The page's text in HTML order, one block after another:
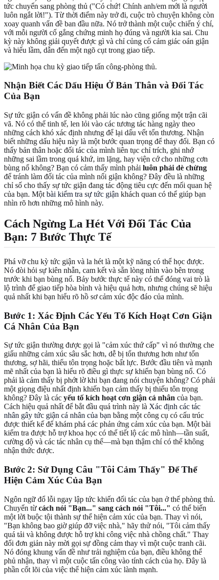
tức chuyển sang phòng thủ ("Có chứ! Chính anh/em mới là người
luôn ngắt lời!"). Từ thời điểm này trở đi, cuộc trò chuyện không còn
xoay quanh vấn đề ban đầu nữa. Nó trở thành một cuộc chiến ý chí,
với mỗi người cố gắng chứng minh họ đúng và người kia sai. Chu
kỳ này không giải quyết được gì và chỉ củng cố cảm giác oán giận
và hiểu lầm, dẫn đến một ngõ cụt trong giao tiếp.
Nhận Biết Các Dấu Hiệu Ở Bản Thân và Đối Tác
Của Bạn
Sự tức giận có vấn đề không phải lúc nào cũng giống một trận cãi
vã. Nó có thể tinh tế, len lỏi vào các tương tác hàng ngày theo
những cách khó xác định nhưng để lại dấu vết tổn thương. Nhận
biết những dấu hiệu này là một bước quan trọng để thay đổi. Bạn có
thấy bản thân hoặc đối tác của mình liên tục chỉ trích, ghi nhớ
những sai lầm trong quá khứ, im lặng, hay viện cớ cho những cơn
bùng nổ không? Bạn có cảm thấy mình phải luôn phải dè chừng
để tránh làm đối tác của mình nổi giận không? Đây đều là những
chỉ số cho thấy sự tức giận đang tác động tiêu cực đến mối quan hệ
của bạn. Một bài kiểm tra sự tức giận khách quan có thể giúp bạn
nhìn rõ hơn những mô hình này.
Cách Ngừng La Hét Với Đối Tác Của
Bạn: 7 Bước Thực Tế
Phá vỡ chu kỳ tức giận và la hét là một kỹ năng có thể học được.
Nó đòi hỏi sự kiên nhẫn, cam kết và sẵn lòng nhìn vào bên trong
trước khi bạn bùng nổ. Bảy bước thực tế này có thể đóng vai trò là
lộ trình để giao tiếp hòa bình và hiệu quả hơn, nhưng chúng sẽ hiệu
quả nhất khi bạn hiểu rõ hồ sơ cảm xúc độc đáo của mình.
Bước 1: Xác Định Các Yếu Tố Kích Hoạt Cơn Giận
Cá Nhân Của Bạn
Sự tức giận thường được gọi là "cảm xúc thứ cấp" vì nó thường che
giấu những cảm xúc sâu sắc hơn, dễ bị tổn thương hơn như tổn
thương, sợ hãi, thiếu tôn trọng hoặc bất lực. Bước đầu tiên và mạnh
mẽ nhất của bạn là hiểu rõ điều gì thực sự khiến bạn bùng nổ. Có
phải là cảm thấy bị phớt lờ khi bạn đang nói chuyện không? Có phải
một giọng điệu nhất định khiến bạn cảm thấy bị thiếu tôn trọng
không? Đây là các yếu tố kích hoạt cơn giận cá nhân của bạn.
Cách hiệu quả nhất để bắt đầu quá trình này là Xác định các tác
nhân gây tức giận cá nhân của bạn bằng một công cụ có cấu trúc
được thiết kế để khám phá các phản ứng cảm xúc của bạn. Một bài
kiểm tra được hỗ trợ khoa học có thể tiết lộ các mô hình—tần suất,
cường độ và các tác nhân cụ thể—mà bạn thậm chí có thể không
nhận thức được.
Bước 2: Sử Dụng Câu "Tôi Cảm Thấy" Để Thể
Hiện Cảm Xúc Của Bạn
Ngôn ngữ đổ lỗi ngay lập tức khiến đối tác của bạn ở thế phòng thủ.
Chuyển từ cách nói "Bạn..." sang cách nói "Tôi..." có thể biến
một lời buộc tội thành sự thể hiện cảm xúc của bạn. Thay vì nói,
"Bạn không bao giờ giúp đỡ việc nhà," hãy thử nói, "Tôi cảm thấy
quá tải và không được hỗ trợ khi công việc nhà chồng chất." Thay
đổi đơn giản này mời gọi sự đồng cảm thay vì một cuộc tranh cãi.
Nó đóng khung vấn đề như trải nghiệm của bạn, điều không thể
phủ nhận, thay vì một cuộc tấn công vào tính cách của họ. Đây là
phần cốt lõi của việc thể hiện cảm xúc lành mạnh.